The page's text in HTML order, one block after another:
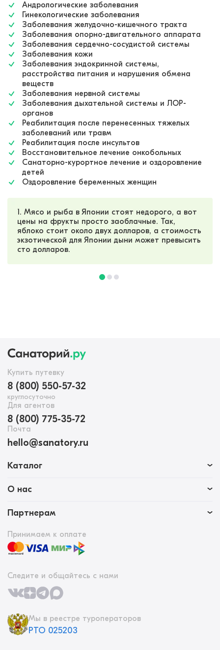
Андрологические заболевания
Гинекологические заболевания
Заболевания желудочно-кишечного тракта
Заболевания опорно-двигательного аппарата
Заболевания сердечно-сосудистой системы
Заболевания кожи
Заболевания эндокринной системы,
расстройства питания и нарушения обмена
веществ
Заболевания нервной системы
Заболевания дыхательной системы и ЛОР-
органов
Реабилитация после перенесенных тяжелых
заболеваний или травм
Реабилитация после инсультов
Восстановительное лечение онкобольных
Санаторно-курортное лечение и оздоровление
детей
Оздоровление беременных женщин
1. Мясо и рыба в Японии стоят недорого, а вот
цены на фрукты просто заоблачные. Так,
яблоко стоит около двух долларов, а стоимость
экзотической для Японии дыни может превысить
сто долларов.
Купить путевку
8 (800) 550-57-32
круглосуточно
Для агентов
8 (800) 775-35-72
Почта
hello@sanatory.ru
Каталог
О нас
Партнерам
Принимаем к оплате
Следите и общайтесь с нами
Мы в реестре туроператоров
РТО 025203